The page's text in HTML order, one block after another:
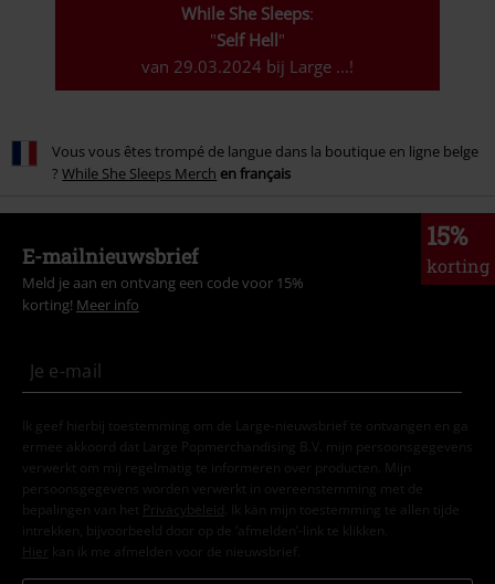
While She Sleeps:
"Self Hell"
van 29.03.2024 bij Large ...!
Vous vous êtes trompé de langue dans la boutique en ligne belge
?While She Sleeps Merch en français
15%
korting
E-mailnieuwsbrief
Meld je aan en ontvang een code voor 15%
korting! Meer info
Ik geef hierbij toestemming om de Large-nieuwsbrief te ontvangen en ga
ermee akkoord dat Large Popmerchandising B.V. mijn persoonsgegevens
verwerkt om mij regelmatig te informeren over producten. Mijn
persoonsgegevens worden verwerkt in overeenstemming met de
bepalingen van het
Privacybeleid . Ik kan mijn toestemming te allen tijde
intrekken, bijvoorbeeld door op de ‘afmelden’-link te klikken.
Hier kan ik me afmelden voor de nieuwsbrief.